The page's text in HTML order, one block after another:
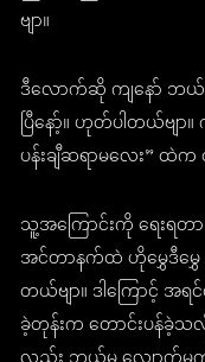
ဗျာ။
ဒီလောက်ဆို ကျနော် ဘယ်သူ့
ပြီနော့်။ ဟုတ်ပါတယ်ဗျာ
ပန်းချီဆရာမလေး” ထဲက
သူ့အကြောင်းကို ရေးရ
အင်တာနက်ထဲ ဟိုမွှေဒီမွှေ
တယ်ဗျာ။ ဒါကြောင့် အရ
ခဲ့တုန်းက တောင်းပန်ခဲ့